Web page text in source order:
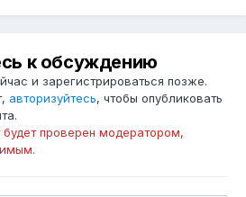
к обсуждению
и зарегистрироваться позже.
авторизуйтесь, чтобы опубликовать
проверен модератором,